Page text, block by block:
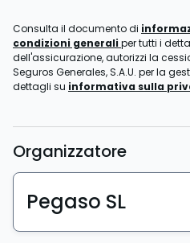
Consulta il documento di
condizioni generali per tutti i
dell'assicurazione, autorizzi la
Seguros Generales, S.A.U. per la
dettagli su informativa sulla
Organizzatore
Pegaso SL